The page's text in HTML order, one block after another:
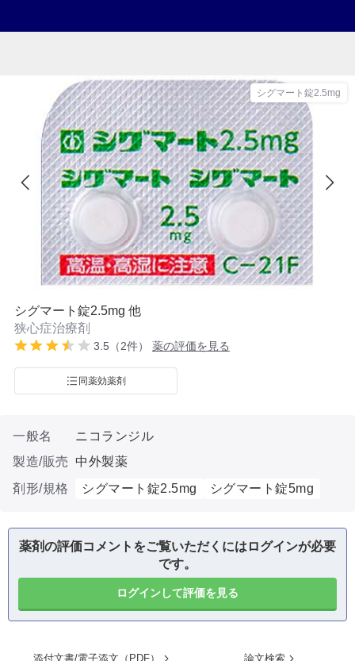
シグマート錠2.5mg
シグマート錠2.5mg 他
狭心症治療剤
3.5（2件） 薬の評価を見る
同薬効薬剤
一般名
ニコランジル
製造/販売
中外製薬
剤形/規格
シグマート錠2.5mg シグマート錠5mg
薬剤の評価コメントをご覧いただくにはログインが必要
です。
ログインして評価を見る
添付文書/電子添文（PDF） 論文検索